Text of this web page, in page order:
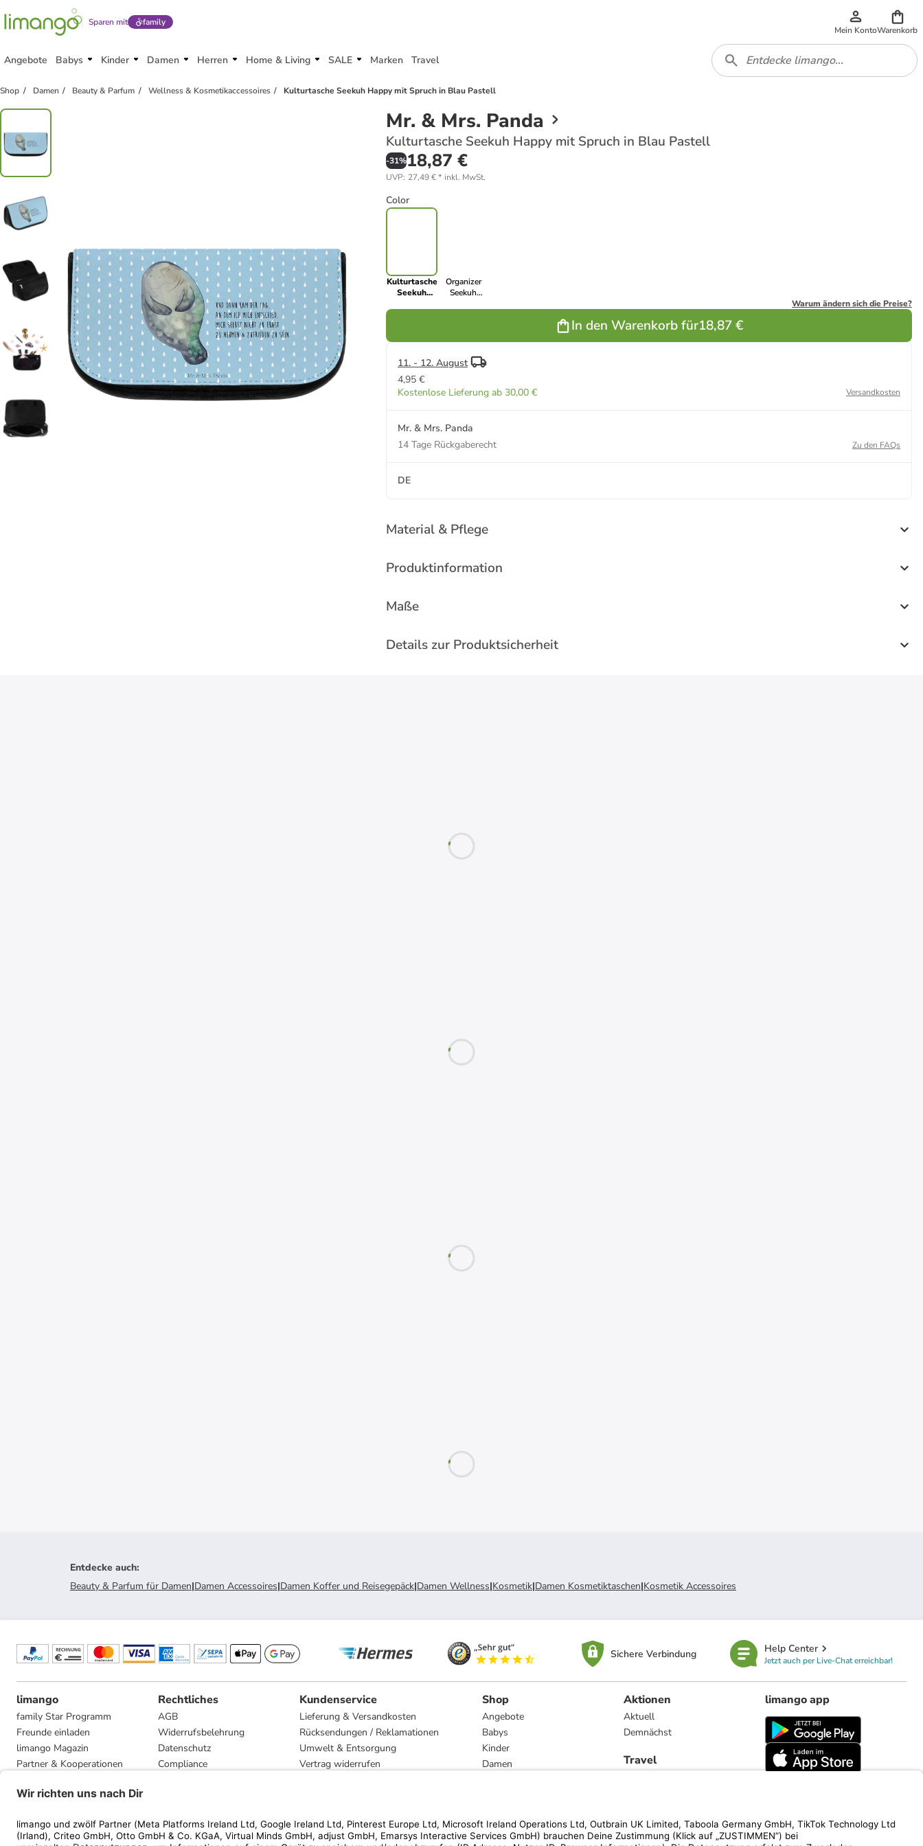
Sparen mit family
Mein KontoWarenkorb
Angebote Babys Kinder Damen Herren Home & Living SALE Marken Travel
Shop Damen Beauty & Parfum Wellness & Kosmetikaccessoires Kulturtasche Seekuh Happy mit Spruch in Blau Pastell
Mr. & Mrs. Panda
Kulturtasche Seekuh Happy mit Spruch in Blau Pastell
-31%18,87 €
UVP: 27,49 €* inkl. MwSt.
Color
Kulturtasche
Seekuh
Organizer
Seekuh
Warum ändern sich die Preise?
In den Warenkorb für18,87 €
11. - 12. August
4,95 €
Kostenlose Lieferung ab 30,00 €
Versandkosten
Mr. & Mrs. Panda
14 Tage Rückgaberecht
Zu den FAQs
DE
Material & Pflege
Produktinformation
Maße
Details zur Produktsicherheit
Entdecke auch:
Beauty & Parfum für Damen|Damen Accessoires|Damen Koffer und Reisegepäck|Damen Wellness|Kosmetik|Damen Kosmetiktaschen|Kosmetik Accessoires
Sichere Verbindung Help Center
Jetzt auch per Live-Chat erreichbar!
limango
family Star Programm
Freunde einladen
limango Magazin
Partner & Kooperationen
Presse
Rechtliches
AGB
Widerrufsbelehrung
Datenschutz
Compliance
Kundenservice
Lieferung & Versandkosten
Rücksendungen / Reklamationen
Umwelt & Entsorgung
Vertrag widerrufen
Shop
Angebote
Babys
Kinder
Damen
Marken
Aktionen
Aktuell
Demnächst
Travel
limango app